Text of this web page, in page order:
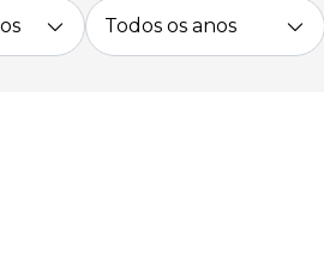
Todos os anos